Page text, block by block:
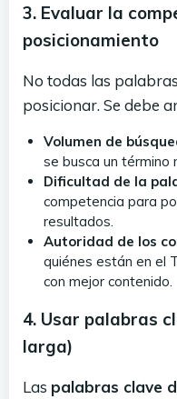
3. Evaluar la
posicionamiento
No todas las
posicionar. Se debe
Volumen de
se busca un término
Dificultad de la
competencia para
resultados.
Autoridad de los
quiénes están en el
con mejor contenido.
4. Usar palabras
larga)
Las palabras clave